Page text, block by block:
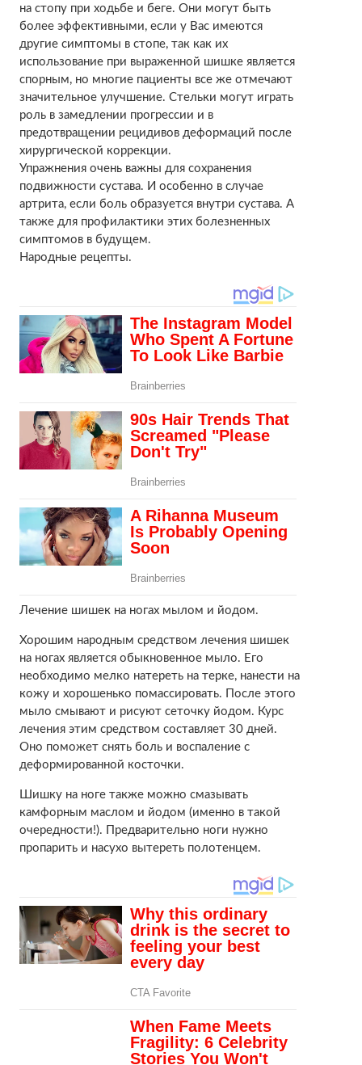
на стопу при ходьбе и беге. Они могут быть
более эффективными, если у Вас имеются
другие симптомы в стопе, так как их
использование при выраженной шишке является
спорным, но многие пациенты все же отмечают
значительное улучшение. Стельки могут играть
роль в замедлении прогрессии и в
предотвращении рецидивов деформаций после
хирургической коррекции.
Упражнения очень важны для сохранения
подвижности сустава. И особенно в случае
артрита, если боль образуется внутри сустава. А
также для профилактики этих болезненных
симптомов в будущем.
Народные рецепты.
Лечение шишек на ногах мылом и йодом.
Хорошим народным средством лечения шишек
на ногах является обыкновенное мыло. Его
необходимо мелко натереть на терке, нанести на
кожу и хорошенько помассировать. После этого
мыло смывают и рисуют сеточку йодом. Курс
лечения этим средством составляет 30 дней.
Оно поможет снять боль и воспаление с
деформированной косточки.
Шишку на ноге также можно смазывать
камфорным маслом и йодом (именно в такой
очередности!). Предварительно ноги нужно
пропарить и насухо вытереть полотенцем.